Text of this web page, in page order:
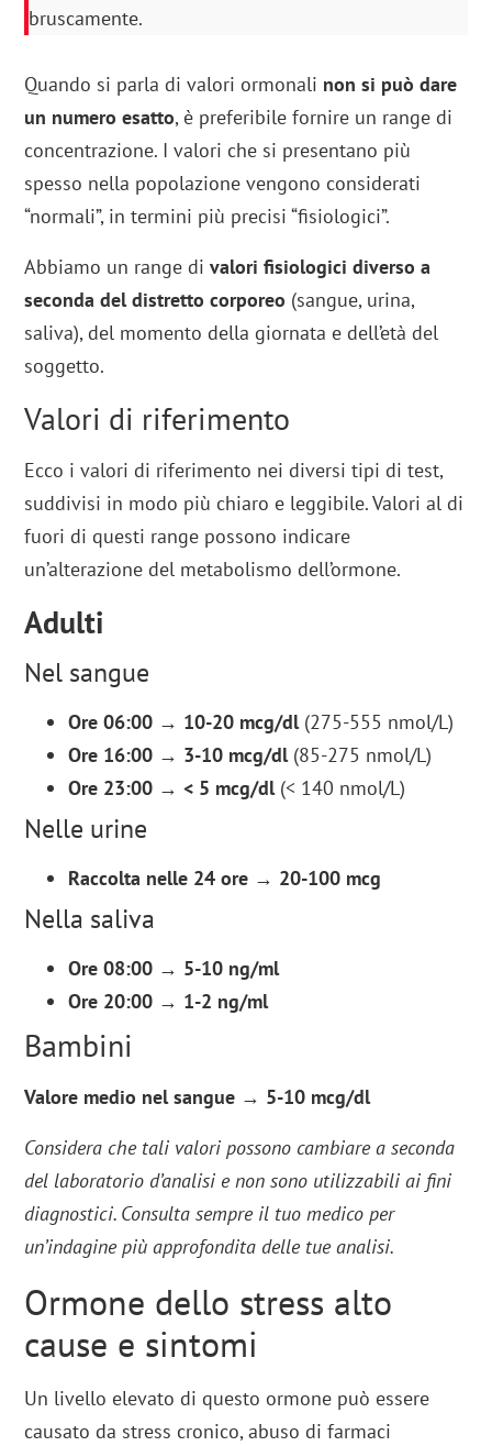
bruscamente.
Quando si parla di valori ormonali non si può dare
un numero esatto, è preferibile fornire un range di
concentrazione. I valori che si presentano più
spesso nella popolazione vengono considerati
“normali”, in termini più precisi “fisiologici”.
Abbiamo un range divalori fisiologici diverso a
seconda del distretto corporeo (sangue, urina,
saliva), del momento della giornata e dell’età del
soggetto.
Valori di riferimento
Ecco i valori di riferimento nei diversi tipi di test,
suddivisi in modo più chiaro e leggibile. Valori al di
fuori di questi range possono indicare
un’alterazione del metabolismo dell’ormone.
Adulti
Nel sangue
Ore 06:00 → 10-20 mcg/dl(275-555 nmol/L)
Ore 16:00 → 3-10 mcg/dl(85-275 nmol/L)
Ore 23:00 →< 5 mcg/dl(< 140 nmol/L)
Nelle urine
Raccolta nelle 24 ore → 20-100 mcg
Nella saliva
Ore 08:00 → 5-10 ng/ml
Ore 20:00 → 1-2 ng/ml
Bambini
Valore medio nel sangue → 5-10 mcg/dl
Considera che tali valori possono cambiare a seconda
del laboratorio d’analisi e non sono utilizzabili ai fini
diagnostici. Consulta sempre il tuo medico per
un’indagine più approfondita delle tue analisi.
Ormone dello stress alto
cause e sintomi
Un livello elevato di questo ormone può essere
causato da stress cronico, abuso di farmaci